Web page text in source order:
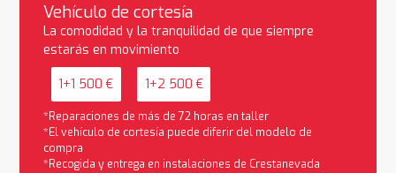
Vehículo de cortesía
La comodidad y la tranquilidad de que siempre
estarás en movimiento
1+1 500 € 1+2 500 €
*Reparaciones de más de 72 horas en taller
*El vehículo de cortesía puede diferir del modelo de
compra
*Recogida y entrega en instalaciones de Crestanevada